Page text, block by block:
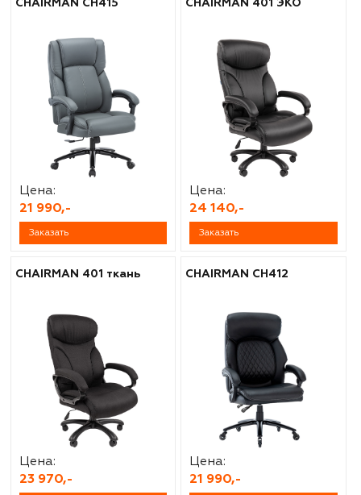
CHAIRMAN CH415
Цена:
21 990,-
Заказать
CHAIRMAN 401 ЭКО
Цена:
24 140,-
Заказать
CHAIRMAN 401 ткань
Цена:
23 970,-
CHAIRMAN CH412
Цена:
21 990,-